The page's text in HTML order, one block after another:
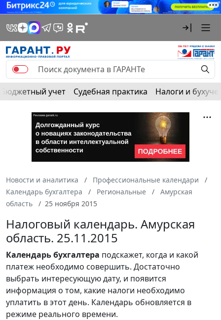
Бюджетный учет Судебная практика Налоги и
Новости и аналитика
Профессиональные календари
Календарь бухгалтера
Региональные
Амурская
область
25 ноября 2015
Налоговый календарь. Амурская
область. 25.11.2015
Календарьбухгалтера подскажет, когда и какой
платеж необходимо совершить. Достаточно
выбрать интересующую дату, и появится
информация о том, какие налоги необходимо
уплатить в этот день. Календарь обновляется в
режиме реального времени.